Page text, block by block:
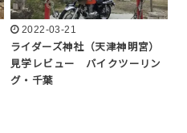
2022-03-21
ライダーズ神社（天津神明宮）
見学レビュー バイクツーリン
グ・千葉